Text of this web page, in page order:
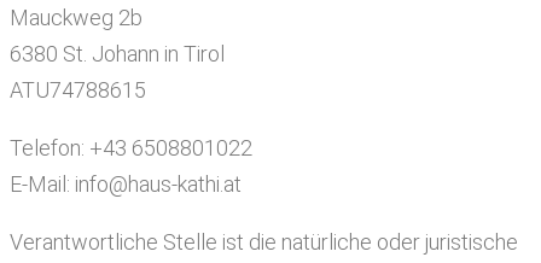
Mauckweg 2b
6380 St. Johann in Tirol
ATU74788615
Telefon: +43 6508801022
E-Mail: info@haus-kathi.at
Verantwortliche Stelle ist die natürliche oder juristische